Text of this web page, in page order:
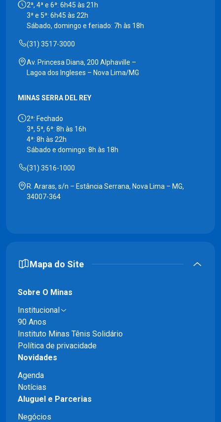
2ª, 4ª e 6ª: 6h45 às 21h
3ª e 5ª: 6h45 às 22h
Sábado, domingo e feriado: 7h às 18h
(31) 3517-3000
Av. Princesa Diana, 200 Alphaville –
Lagoa dos Ingleses – Nova Lima/MG
MINAS SERRA DEL REY
2ª: Fechado
3ª, 5ª, 6ª: 8h às 16h
4ª: 8h às 22h
Sábado e domingo: 8h às 18h
(31) 3516-1000
R. Araras, s/n – Estância Serrana, Nova Lima – MG,
34007-364
Mapa do Site
Sobre O Minas
Institucional
90 Anos
Instituto Minas Tênis Solidário
Política de privacidade
Novidades
Agenda
Notícias
Aluguel e Parcerias
Negócios